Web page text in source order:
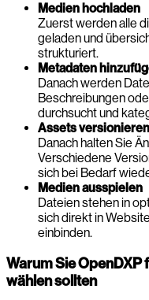
Medien hochladen
Zuerst werden alle
geladen und
strukturiert.
Metadaten
Danach werden
Beschreibungen
durchsucht und
Assets versionieren
Danach halten Sie
Verschiedene
sich bei Bedarf
Medien ausspielen
Dateien stehen in
sich direkt in
einbinden.
Warum Sie OpenDXP
wählen sollten